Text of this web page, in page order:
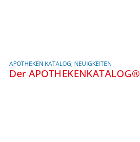
APOTHEKEN KATALOG, NEUIGKEITEN
Der APOTHEKENKATALOG®